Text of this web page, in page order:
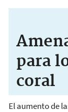
para
coral
El aumento de